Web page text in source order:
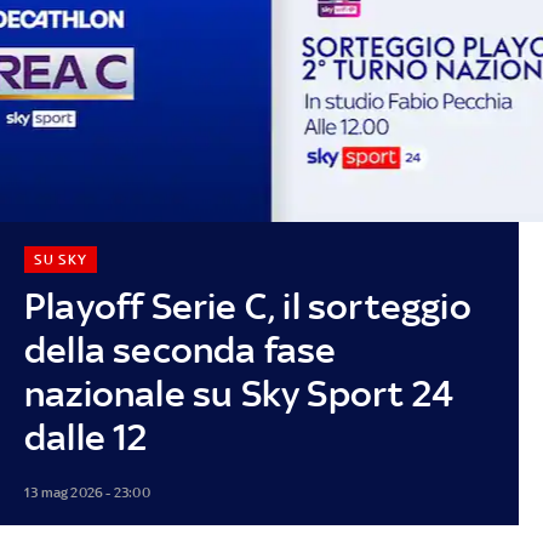
Playoff Serie C, il sorteggio
della seconda fase
nazionale su Sky Sport 24
dalle 12
SU SKY
13 mag 2026 - 23:00